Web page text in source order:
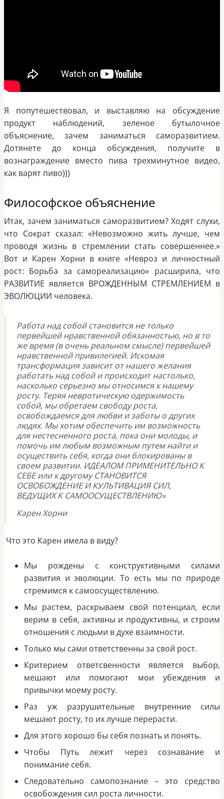
Я попутешествовал, и выставляю на обсуждение
продукт наблюдений, зеленое бутылочное
объяснение, зачем заниматься саморазвитием.
Дотянете до конца обсуждения, получите в
вознаграждение вместо пива трехминутное видео,
как варят пиво)))
Философское объяснение
Итак, зачем заниматься саморазвитием? Ходят слухи,
что Сократ сказал: «Невозможно жить лучше, чем
проводя жизнь в стремлении стать совершеннее.»
Вот и Карен Хорни в книге «Невроз и личностный
рост: Борьба за самореализацию» расширила, что
РАЗВИТИЕ является ВРОЖДЕННЫМ СТРЕМЛЕНИЕМ в
ЭВОЛЮЦИИ человека.
Работа над собой становится не только
первейшей нравственной обязанностью, но в то
же время (в очень реальном смысле) первейшей
нравственной привилегией. Искомая
трансформация зависит от нашего желания
работать над собой и происходит настолько,
насколько серьезно мы относимся к нашему
росту. Теряя невротическую одержимость
собой, мы обретаем свободу роста,
освобождаемся для любви и заботы о других
людях. Мы хотим обеспечить им возможность
для нестесненного роста, пока они молоды, и
помочь им любым возможным путем найти и
осуществить себя, когда они блокированы в
своем развитии. ИДЕАЛОМ ПРИМЕНИТЕЛЬНО К
СЕБЕ или к другому СТАНОВИТСЯ
ОСВОБОЖДЕНИЕ И КУЛЬТИВАЦИЯ СИЛ,
ВЕДУЩИХ К САМООСУЩЕСТВЛЕНИЮ»
Карен Хорни
Что это Карен имела в виду?
Мы рождены с конструктивными силами
развития и эволюции. То есть мы по природе
стремимся к самоосуществлению.
Мы растем, раскрываем свой потенциал, если
верим в себя, активны и продуктивны, и строим
отношения с людьми в духе взаимности.
Только мы сами ответственны за свой рост.
Критерием ответсвенности является выбор,
мешают или помогают мои убеждения и
привычки моему росту.
Раз уж разрушительные внутренние силы
мешают росту, то их лучше перерасти.
Для этого хорошо бы себя познать и понять.
Чтобы Путь лежит через сознавание и
понимание себя.
Следовательно самопознание – это средство
освобождения сил роста личности.